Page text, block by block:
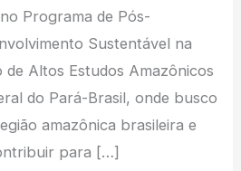
Programa de Pós-
Sustentável na
de Altos Estudos Amazônicos
do Pará-Brasil, onde busco
amazônica brasileira e
para […]